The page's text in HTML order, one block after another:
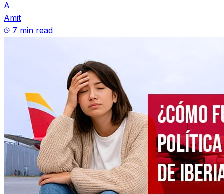
A
Amit
7 min read